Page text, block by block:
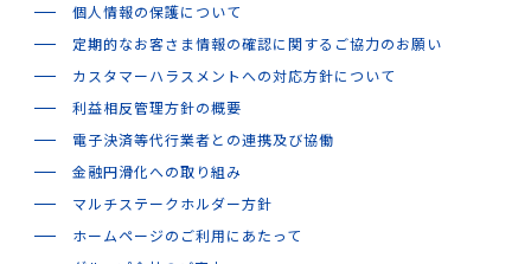
個人情報の保護について
定期的なお客さま情報の確認に関するご協力のお願い
カスタマーハラスメントへの対応方針について
利益相反管理方針の概要
電子決済等代行業者との連携及び協働
金融円滑化への取り組み
マルチステークホルダー方針
ホームページのご利用にあたって